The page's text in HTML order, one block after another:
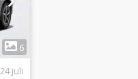
6
24 juli